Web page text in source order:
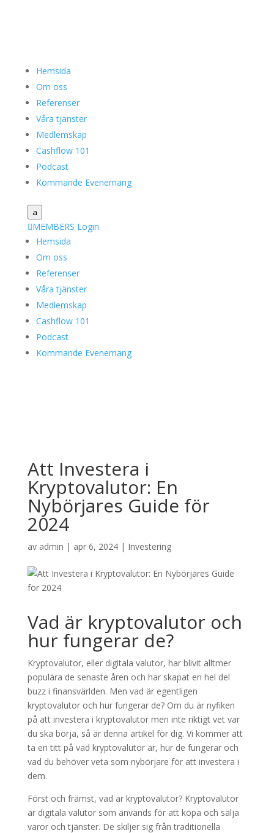
Hemsida
Om oss
Referenser
Våra tjänster
Medlemskap
Cashflow 101
Podcast
Kommande Evenemang
a
MEMBERS Login
Hemsida
Om oss
Referenser
Våra tjänster
Medlemskap
Cashflow 101
Podcast
Kommande Evenemang
Att Investera i
Kryptovalutor: En
Nybörjares Guide för
2024
av admin | apr 6, 2024| Investering
Vad är kryptovalutor och
hur fungerar de?
Kryptovalutor, eller digitala valutor, har blivit alltmer
populära de senaste åren och har skapat en hel del
buzz i finansvärlden. Men vad är egentligen
kryptovalutor och hur fungerar de? Om du är nyfiken
på att investera i kryptovalutor men inte riktigt vet var
du ska börja, så är denna artikel för dig. Vi kommer att
ta en titt på vad kryptovalutor är, hur de fungerar och
vad du behöver veta som nybörjare för att investera i
dem.
Först och främst, vad är kryptovalutor? Kryptovalutor
är digitala valutor som används för att köpa och sälja
varor och tjänster. De skiljer sig från traditionella